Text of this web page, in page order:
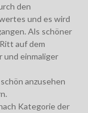
den
und es wird
Als schöner
auf dem
und einmaliger
anzusehen
Kategorie der